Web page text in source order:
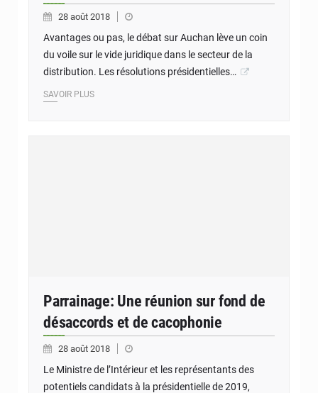
28 août 2018
Avantages ou pas, le débat sur Auchan lève un coin
du voile sur le vide juridique dans le secteur de la
distribution. Les résolutions présidentielles…
SAVOIR PLUS
Parrainage: Une réunion sur fond de
désaccords et de cacophonie
28 août 2018
Le Ministre de l’Intérieur et les représentants des
potentiels candidats à la présidentielle de 2019,